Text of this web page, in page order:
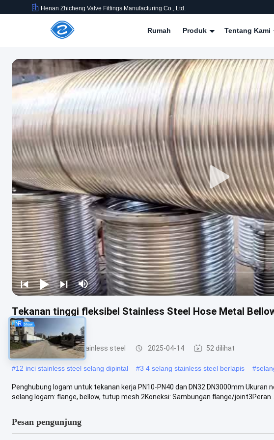
Henan Zhicheng Valve Fittings Manufacturing Co., Ltd.
Rumah Produk Tentang Kami
Tekanan tinggi fleksibel Stainless Steel Hose Metal
DN3000mm
selang logam dari stainless steel 2025-04-14 52 dilihat
#12 inci stainless steel selang dipintal #3 4 selang stainless steel berlapis #
Penghubung logam untuk tekanan kerja PN10-PN40 dan DN32 DN3000mm
selang logam: flange, bellow, tutup mesh 2Koneksi: Sambungan flange/joint3Peran...
Pesan pengunjung